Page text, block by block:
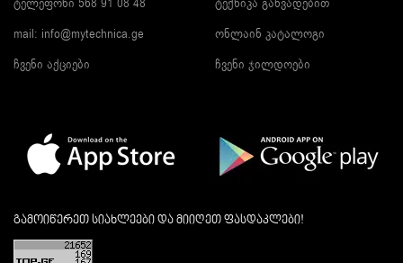
mail: info@mytechnica.ge
ჩვენი აქციები
ონლაინ კატალოგი
ჩვენი ჯილდოები
გამოიწერეთ სიახლეები და მიიღეთ ფასდაკლები!